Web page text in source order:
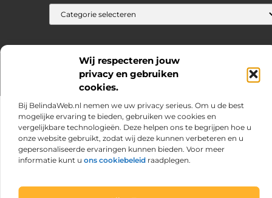
Wij respecteren jouw
privacy en gebruiken
cookies.
Bij BelindaWeb.nl nemen we uw privacy serieus. Om u de best
mogelijke ervaring te bieden, gebruiken we cookies en
vergelijkbare technologieën. Deze helpen ons te begrijpen hoe u
onze website gebruikt, zodat wij deze kunnen verbeteren en u
gepersonaliseerde ervaringen kunnen bieden. Voor meer
informatie kunt u ons cookiebeleid raadplegen.
@2025 www.praktijksolaris.nl. All Right Reserved.